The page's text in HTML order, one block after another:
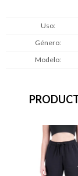
Uso
Género
Modelo